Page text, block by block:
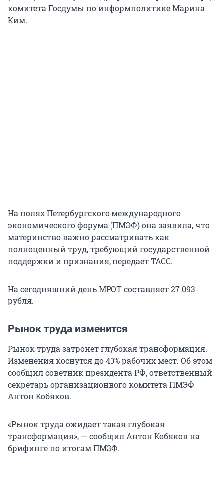
комитета Госдумы по информполитике Марина
Ким.
На полях Петербургского международного
экономического форума (ПМЭФ) она заявила, что
материнство важно рассматривать как
полноценный труд, требующий государственной
поддержки и признания, передает ТАСС.
На сегодняшний день МРОТ составляет 27 093
рубля.
Рынок труда изменится
Рынок труда затронет глубокая трансформация.
Изменения коснутся до 40% рабочих мест. Об этом
сообщил советник президента РФ, ответственный
секретарь организационного комитета ПМЭФ
Антон Кобяков.
«Рынок труда ожидает такая глубокая
трансформация», — сообщил Антон Кобяков на
брифинге по итогам ПМЭФ.